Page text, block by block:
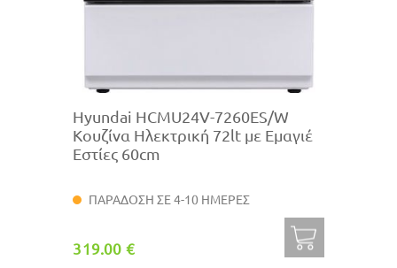
Hyundai HCMU24V-7260ES/W
Κουζίνα Ηλεκτρική 72lt με Εμαγιέ
Εστίες 60cm
ΠΑΡΑΔΟΣΗ ΣΕ 4-10 ΗΜΕΡΕΣ
319.00 €